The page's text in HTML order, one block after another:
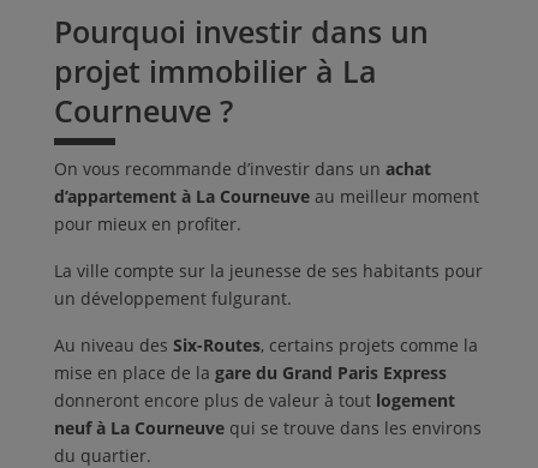
Pourquoi investir dans un
projet immobilier à La
Courneuve ?
On vous recommande d’investir dans un achat
d’appartement à La Courneuve au meilleur moment
pour mieux en profiter.
La ville compte sur la jeunesse de ses habitants pour
un développement fulgurant.
Au niveau des Six-Routes, certains projets comme la
mise en place de la gare du Grand Paris Express
donneront encore plus de valeur à tout logement
neuf à La Courneuve qui se trouve dans les environs
du quartier.